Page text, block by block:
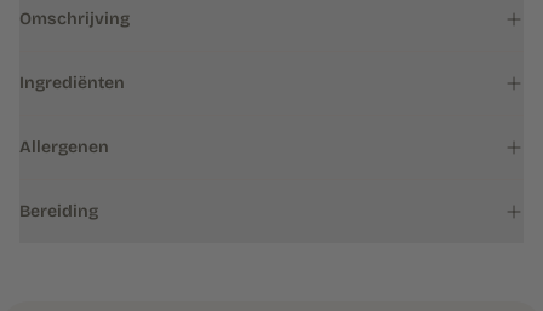
Omschrijving
Ingrediënten
Allergenen
Bereiding